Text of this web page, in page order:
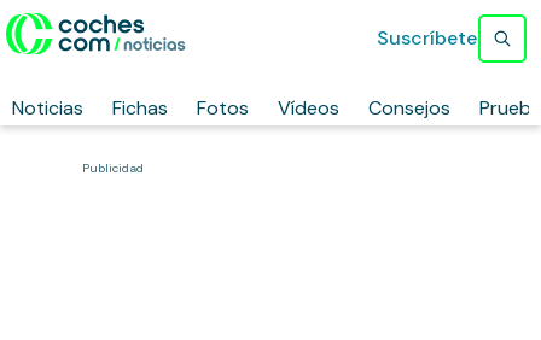
Noticias Fichas Fotos Vídeos Consejos
Suscríbete
Publicidad